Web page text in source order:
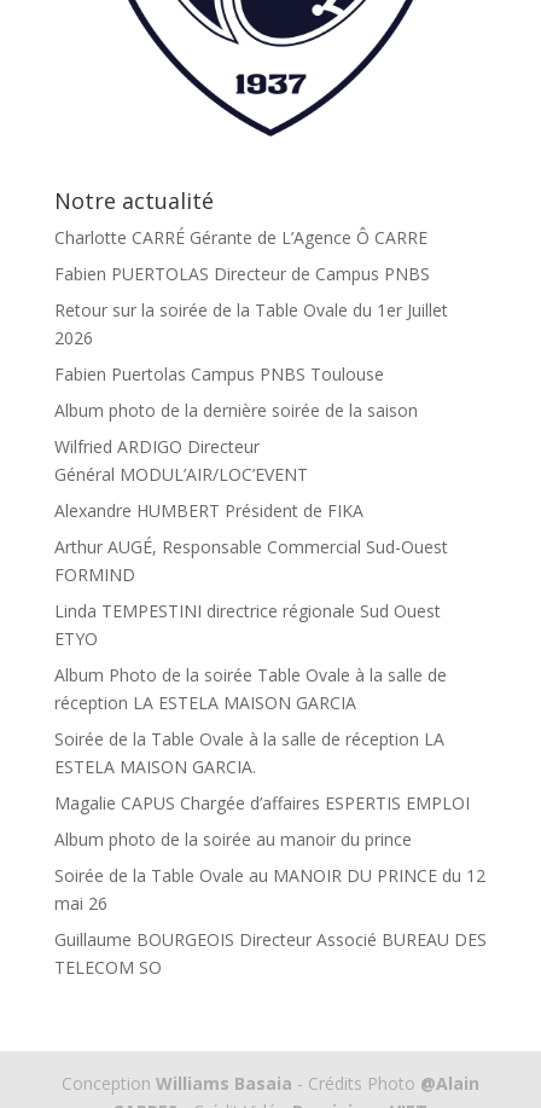
Notre actualité
Charlotte CARRÉ Gérante de L’Agence Ô CARRE
Fabien PUERTOLAS Directeur de Campus PNBS
Retour sur la soirée de la Table Ovale du 1er Juillet
2026
Fabien Puertolas Campus PNBS Toulouse
Album photo de la dernière soirée de la saison
Wilfried ARDIGO Directeur
Général MODUL’AIR/LOC’EVENT
Alexandre HUMBERT Président de FIKA
Arthur AUGÉ, Responsable Commercial Sud-Ouest
FORMIND
Linda TEMPESTINI directrice régionale Sud Ouest
ETYO
Album Photo de la soirée Table Ovale à la salle de
réception LA ESTELA MAISON GARCIA
Soirée de la Table Ovale à la salle de réception LA
ESTELA MAISON GARCIA.
Magalie CAPUS Chargée d’affaires ESPERTIS EMPLOI
Album photo de la soirée au manoir du prince
Soirée de la Table Ovale au MANOIR DU PRINCE du 12
mai 26
Guillaume BOURGEOIS Directeur Associé BUREAU DES
TELECOM SO
Conception Williams Basaia - Crédits Photo @Alain